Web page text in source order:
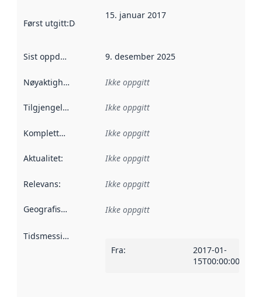
Først utgitt:Denne datoen sier når dataene i dette
15. januar 2017
Sist oppdatert 9. desember 2025
Nøyaktighet Ikke oppgitt
Tilgjengelighet Ikke oppgitt
Kompletthet Ikke oppgitt
Aktualitet: Ikke oppgitt
Relevans: Ikke oppgitt
Geografisk avgrensning :
Ikke oppgitt
Tidsmessig avgrensning
Fra:
2017-01-
15T00:00:00Z